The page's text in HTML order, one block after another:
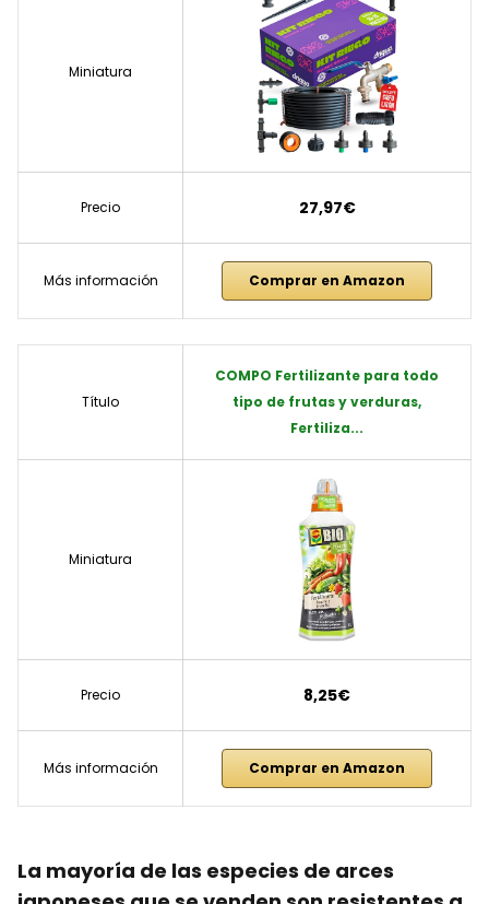
Miniatura
Precio 27,97€
Más información Comprar en Amazon
Título
COMPO Fertilizante para todo
tipo de frutas y verduras,
Fertiliza...
Miniatura
Precio 8,25€
Más información Comprar en Amazon
La mayoría de las especies de arces